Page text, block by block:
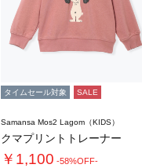
タイムセール対象 SALE
Samansa Mos2 Lagom（KIDS）
クマプリントトレーナー
￥1,100 -58%OFF-